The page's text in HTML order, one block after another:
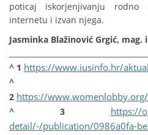
poticaj iskorjenjivanju
internetu i izvan njega.
Jasminka Blažinović Grgić, mag.
^ 1 https://www.iusinfo.hr/
^
2 https://
^ 3
https://
detail/-/publication/0986a0fa-